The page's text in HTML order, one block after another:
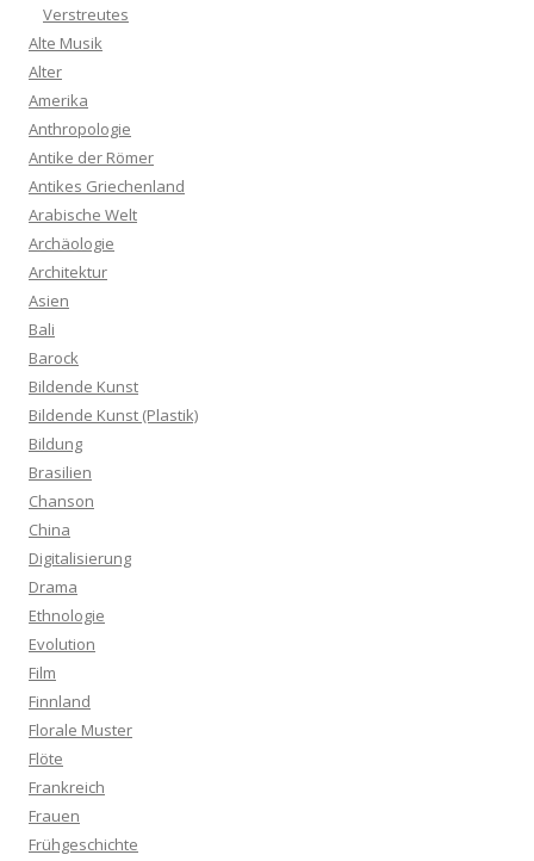
Verstreutes
Alte Musik
Alter
Amerika
Anthropologie
Antike der Römer
Antikes Griechenland
Arabische Welt
Archäologie
Architektur
Asien
Bali
Barock
Bildende Kunst
Bildende Kunst (Plastik)
Bildung
Brasilien
Chanson
China
Digitalisierung
Drama
Ethnologie
Evolution
Film
Finnland
Florale Muster
Flöte
Frankreich
Frauen
Frühgeschichte